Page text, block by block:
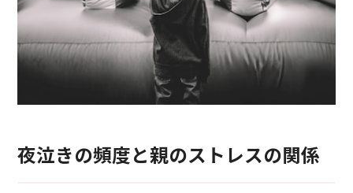
夜泣きの頻度と親のストレスの関係